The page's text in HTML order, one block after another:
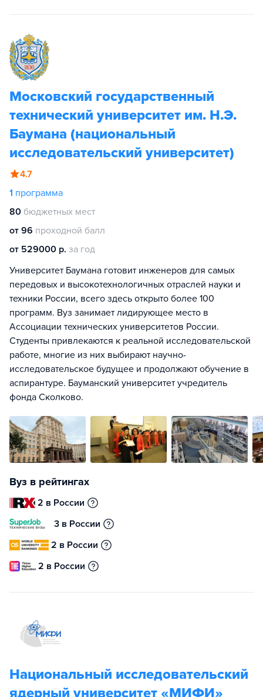
Московский государственный
технический университет им. Н.Э.
Баумана (национальный
исследовательский университет)
4.7
1 программа
80 бюджетных мест
от 96 проходной балл
от 529000 р. за год
Университет Баумана готовит инженеров для самых
передовых и высокотехнологичных отраслей науки и
техники России, всего здесь открыто более 100
программ. Вуз занимает лидирующее место в
Ассоциации технических университетов России.
Студенты привлекаются к реальной исследовательской
работе, многие из них выбирают научно-
исследовательское будущее и продолжают обучение в
аспирантуре. Бауманский университет учредитель
фонда Сколково.
Вуз в рейтингах
2 в России
3 в России
2 в России
2 в России
Национальный исследовательский
ядерный университет «МИФИ»